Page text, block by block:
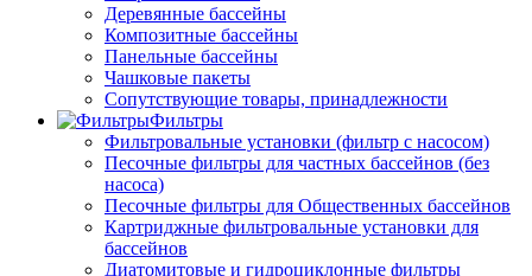
Деревянные бассейны
Композитные бассейны
Панельные бассейны
Чашковые пакеты
Сопутствующие товары, принадлежности
Фильтры
Фильтровальные установки (фильтр с насосом)
Песочные фильтры для частных бассейнов (без
насоса)
Песочные фильтры для Общественных бассейнов
Картриджные фильтровальные установки для
бассейнов
Диатомитовые и гидроциклонные фильтры